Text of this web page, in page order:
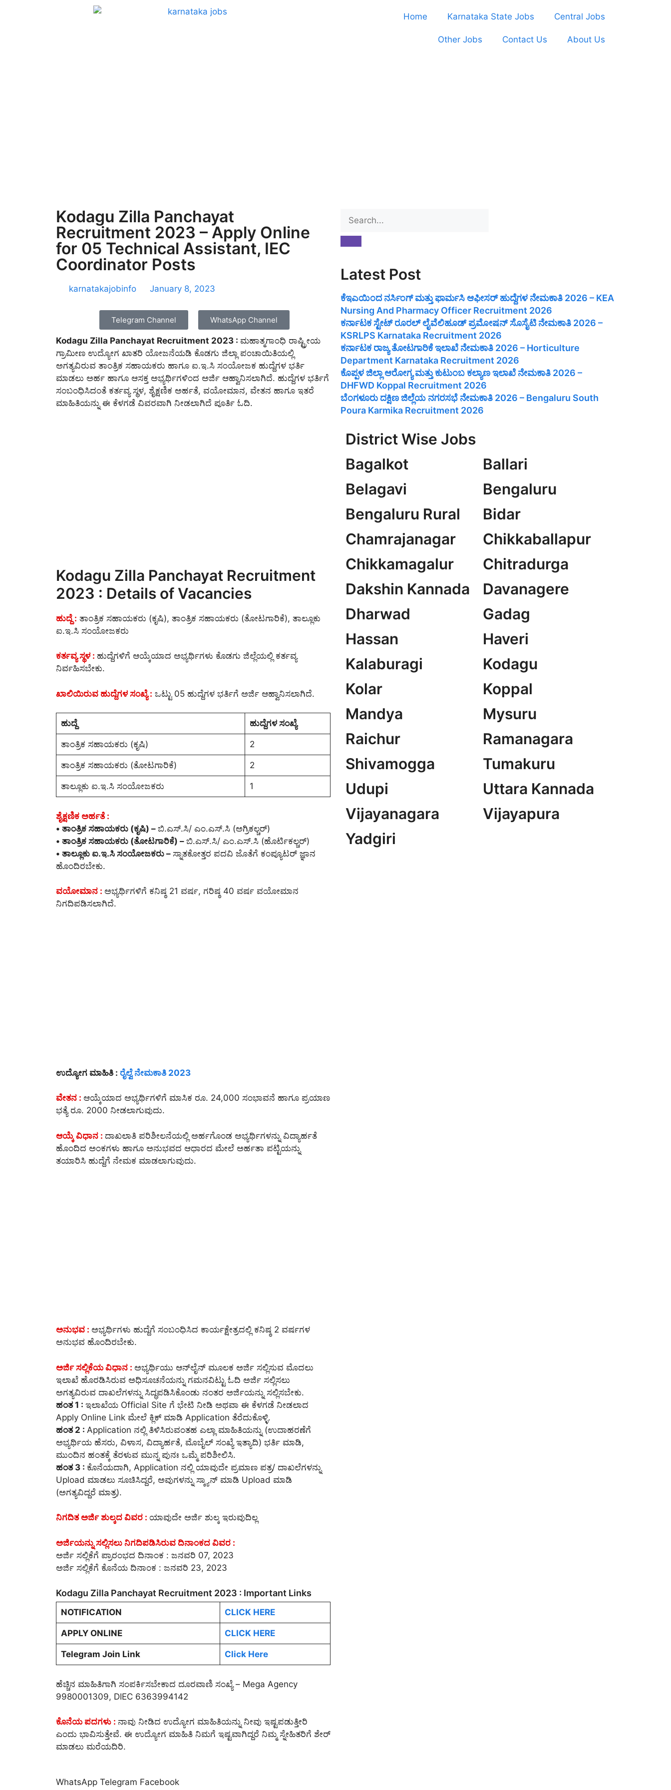
Home Karnataka State Jobs Central Jobs
Other Jobs Contact Us About Us
Kodagu Zilla Panchayat
Recruitment 2023 – Apply Online
for 05 Technical Assistant, IEC
Coordinator Posts
karnatakajobinfo January 8, 2023
Telegram Channel WhatsApp Channel
Kodagu Zilla Panchayat Recruitment 2023 : ಮಹಾತ್ಮಗಾಂಧಿ ರಾಷ್ಟ್ರೀಯ
ಗ್ರಾಮೀಣ ಉದ್ಯೋಗ ಖಾತರಿ ಯೋಜನೆಯಡಿ ಕೊಡಗು ಜಿಲ್ಲಾ ಪಂಚಾಯಿತಿಯಲ್ಲಿ
ಅಗತ್ಯವಿರುವ ತಾಂತ್ರಿಕ ಸಹಾಯಕರು ಹಾಗೂ ಐ.ಇ.ಸಿ ಸಂಯೋಜಕ ಹುದ್ದೆಗಳ ಭರ್ತಿ
ಮಾಡಲು ಅರ್ಹ ಹಾಗೂ ಆಸಕ್ತ ಅಭ್ಯರ್ಥಿಗಳಿಂದ ಅರ್ಜಿ ಆಹ್ವಾನಿಸಲಾಗಿದೆ. ಹುದ್ದೆಗಳ ಭರ್ತಿಗೆ
ಸಂಬಂಧಿಸಿದಂತೆ ಕರ್ತವ್ಯ ಸ್ಥಳ, ಶೈಕ್ಷಣಿಕ ಅರ್ಹತೆ, ವಯೋಮಾನ, ವೇತನ ಹಾಗೂ ಇತರೆ
ಮಾಹಿತಿಯನ್ನು ಈ ಕೆಳಗಡೆ ವಿವರವಾಗಿ ನೀಡಲಾಗಿದೆ ಪೂರ್ತಿ ಓದಿ.
Kodagu Zilla Panchayat Recruitment
2023 : Details of Vacancies
ಹುದ್ದೆ : ತಾಂತ್ರಿಕ ಸಹಾಯಕರು (ಕೃಷಿ), ತಾಂತ್ರಿಕ ಸಹಾಯಕರು (ತೋಟಗಾರಿಕೆ), ತಾಲ್ಲೂಕು
ಐ.ಇ.ಸಿ ಸಂಯೋಜಕರು
ಕರ್ತವ್ಯ ಸ್ಥಳ : ಹುದ್ದೆಗಳಿಗೆ ಆಯ್ಕೆಯಾದ ಅಭ್ಯರ್ಥಿಗಳು ಕೊಡಗು ಜಿಲ್ಲೆಯಲ್ಲಿ ಕರ್ತವ್ಯ
ನಿರ್ವಹಿಸಬೇಕು.
ಖಾಲಿಯಿರುವ ಹುದ್ದೆಗಳ ಸಂಖ್ಯೆ : ಒಟ್ಟು 05 ಹುದ್ದೆಗಳ ಭರ್ತಿಗೆ ಅರ್ಜಿ ಆಹ್ವಾನಿಸಲಾಗಿದೆ.
ಹುದ್ದೆ ಹುದ್ದೆಗಳ ಸಂಖ್ಯೆ
ತಾಂತ್ರಿಕ ಸಹಾಯಕರು (ಕೃಷಿ) 2
ತಾಂತ್ರಿಕ ಸಹಾಯಕರು (ತೋಟಗಾರಿಕೆ) 2
ತಾಲ್ಲೂಕು ಐ.ಇ.ಸಿ ಸಂಯೋಜಕರು 1
ಶೈಕ್ಷಣಿಕ ಅರ್ಹತೆ :
• ತಾಂತ್ರಿಕ ಸಹಾಯಕರು (ಕೃಷಿ) – ಬಿ.ಎಸ್.ಸಿ/ ಎಂ.ಎಸ್.ಸಿ (ಅಗ್ರಿಕಲ್ಚರ್)
• ತಾಂತ್ರಿಕ ಸಹಾಯಕರು (ತೋಟಗಾರಿಕೆ) – ಬಿ.ಎಸ್.ಸಿ/ ಎಂ.ಎಸ್.ಸಿ (ಹೊರ್ಟಿಕಲ್ಚರ್)
• ತಾಲ್ಲೂಕು ಐ.ಇ.ಸಿ ಸಂಯೋಜಕರು – ಸ್ನಾತಕೋತ್ತರ ಪದವಿ ಜೊತೆಗೆ ಕಂಪ್ಯೂಟರ್ ಜ್ಞಾನ
ಹೊಂದಿರಬೇಕು.
ವಯೋಮಾನ : ಅಭ್ಯರ್ಥಿಗಳಿಗೆ ಕನಿಷ್ಠ 21 ವರ್ಷ, ಗರಿಷ್ಠ 40 ವರ್ಷ ವಯೋಮಾನ
ನಿಗದಿಪಡಿಸಲಾಗಿದೆ.
ಉದ್ಯೋಗ ಮಾಹಿತಿ : ರೈಲ್ವೆ ನೇಮಕಾತಿ 2023
ವೇತನ : ಆಯ್ಕೆಯಾದ ಅಭ್ಯರ್ಥಿಗಳಿಗೆ ಮಾಸಿಕ ರೂ. 24,000 ಸಂಭಾವನೆ ಹಾಗೂ ಪ್ರಯಾಣ
ಭತ್ಯೆ ರೂ. 2000 ನೀಡಲಾಗುವುದು.
ಆಯ್ಕೆ ವಿಧಾನ : ದಾಖಲಾತಿ ಪರಿಶೀಲನೆಯಲ್ಲಿ ಅರ್ಹಗೊಂಡ ಅಭ್ಯರ್ಥಿಗಳನ್ನು ವಿದ್ಯಾರ್ಹತೆ
ಹೊಂದಿದ ಅಂಕಗಳು ಹಾಗೂ ಅನುಭವದ ಆಧಾರದ ಮೇಲೆ ಅರ್ಹತಾ ಪಟ್ಟಿಯನ್ನು
ತಯಾರಿಸಿ ಹುದ್ದೆಗೆ ನೇಮಕ ಮಾಡಲಾಗುವುದು.
ಅನುಭವ : ಅಭ್ಯರ್ಥಿಗಳು ಹುದ್ದೆಗೆ ಸಂಬಂಧಿಸಿದ ಕಾರ್ಯಕ್ಷೇತ್ರದಲ್ಲಿ ಕನಿಷ್ಠ 2 ವರ್ಷಗಳ
ಅನುಭವ ಹೊಂದಿರಬೇಕು.
ಅರ್ಜಿ ಸಲ್ಲಿಕೆಯ ವಿಧಾನ : ಅಭ್ಯರ್ಥಿಯು ಆನ್‌ಲೈನ್‌ ಮೂಲಕ ಅರ್ಜಿ ಸಲ್ಲಿಸುವ ಮೊದಲು
ಇಲಾಖೆ ಹೊರಡಿಸಿರುವ ಅಧಿಸೂಚನೆಯನ್ನು ಗಮನವಿಟ್ಟು ಓದಿ ಅರ್ಜಿ ಸಲ್ಲಿಸಲು
ಅಗತ್ಯವಿರುವ ದಾಖಲೆಗಳನ್ನು ಸಿದ್ಧಪಡಿಸಿಕೊಂಡು ನಂತರ ಅರ್ಜಿಯನ್ನು ಸಲ್ಲಿಸಬೇಕು.
ಹಂತ 1 : ಇಲಾಖೆಯ Official Site ಗೆ ಭೇಟಿ ನೀಡಿ ಅಥವಾ ಈ ಕೆಳಗಡೆ ನೀಡಲಾದ
Apply Online Link ಮೇಲೆ ಕ್ಲಿಕ್ ಮಾಡಿ Application ತೆರೆದುಕೊಳ್ಳಿ.
ಹಂತ 2 : Application ನಲ್ಲಿ ತಿಳಿಸಿರುವಂತಹ ಎಲ್ಲಾ ಮಾಹಿತಿಯನ್ನು (ಉದಾಹರಣೆಗೆ
ಅಭ್ಯರ್ಥಿಯ ಹೆಸರು, ವಿಳಾಸ, ವಿದ್ಯಾರ್ಹತೆ, ಮೊಬೈಲ್ ಸಂಖ್ಯೆ ಇತ್ಯಾದಿ) ಭರ್ತಿ ಮಾಡಿ,
ಮುಂದಿನ ಹಂತಕ್ಕೆ ತೆರಳುವ ಮುನ್ನ ಪುನಃ ಒಮ್ಮೆ ಪರಿಶೀಲಿಸಿ.
ಹಂತ 3 : ಕೊನೆಯದಾಗಿ, Application ನಲ್ಲಿ ಯಾವುದೇ ಪ್ರಮಾಣ ಪತ್ರ/ ದಾಖಲೆಗಳನ್ನು
Upload ಮಾಡಲು ಸೂಚಿಸಿದ್ದರೆ, ಅವುಗಳನ್ನು ಸ್ಕ್ಯಾನ್ ಮಾಡಿ Upload ಮಾಡಿ
(ಅಗತ್ಯವಿದ್ದರೆ ಮಾತ್ರ).
ನಿಗದಿತ ಅರ್ಜಿ ಶುಲ್ಕದ ವಿವರ : ಯಾವುದೇ ಅರ್ಜಿ ಶುಲ್ಕ ಇರುವುದಿಲ್ಲ
ಅರ್ಜಿಯನ್ನು ಸಲ್ಲಿಸಲು ನಿಗದಿಪಡಿಸಿರುವ ದಿನಾಂಕದ ವಿವರ :
ಅರ್ಜಿ ಸಲ್ಲಿಕೆಗೆ ಪ್ರಾರಂಭದ ದಿನಾಂಕ : ಜನವರಿ 07, 2023
ಅರ್ಜಿ ಸಲ್ಲಿಕೆಗೆ ಕೊನೆಯ ದಿನಾಂಕ : ಜನವರಿ 23, 2023
Kodagu Zilla Panchayat Recruitment 2023 : Important Links
NOTIFICATION CLICK HERE
APPLY ONLINE CLICK HERE
Telegram Join Link Click Here
ಹೆಚ್ಚಿನ ಮಾಹಿತಿಗಾಗಿ ಸಂಪರ್ಕಿಸಬೇಕಾದ ದೂರವಾಣಿ ಸಂಖ್ಯೆ – Mega Agency
9980001309, DIEC 6363994142
ಕೊನೆಯ ಪದಗಳು : ನಾವು ನೀಡಿದ ಉದ್ಯೋಗ ಮಾಹಿತಿಯನ್ನು ನೀವು ಇಷ್ಟಪಡುತ್ತೀರಿ
ಎಂದು ಭಾವಿಸುತ್ತೇವೆ. ಈ ಉದ್ಯೋಗ ಮಾಹಿತಿ ನಿಮಗೆ ಇಷ್ಟವಾಗಿದ್ದರೆ ನಿಮ್ಮ ಸ್ನೇಹಿತರಿಗೆ ಶೇರ್
ಮಾಡಲು ಮರೆಯದಿರಿ.
WhatsApp Telegram Facebook
Latest Post
ಕೆಇಎಯಿಂದ ನರ್ಸಿಂಗ್ ಮತ್ತು ಫಾರ್ಮಸಿ ಆಫೀಸರ್ ಹುದ್ದೆಗಳ ನೇಮಕಾತಿ 2026 – KEA
Nursing And Pharmacy Officer Recruitment 2026
ಕರ್ನಾಟಕ ಸ್ಟೇಟ್ ರೂರಲ್ ಲೈವೆಲಿಹೂಡ್ ಪ್ರಮೋಷನ್ ಸೊಸೈಟಿ ನೇಮಕಾತಿ 2026 –
KSRLPS Karnataka Recruitment 2026
ಕರ್ನಾಟಕ ರಾಜ್ಯ ತೋಟಗಾರಿಕೆ ಇಲಾಖೆ ನೇಮಕಾತಿ 2026 – Horticulture
Department Karnataka Recruitment 2026
ಕೊಪ್ಪಳ ಜಿಲ್ಲಾ ಆರೋಗ್ಯ ಮತ್ತು ಕುಟುಂಬ ಕಲ್ಯಾಣ ಇಲಾಖೆ ನೇಮಕಾತಿ 2026 –
DHFWD Koppal Recruitment 2026
ಬೆಂಗಳೂರು ದಕ್ಷಿಣ ಜಿಲ್ಲೆಯ ನಗರಸಭೆ ನೇಮಕಾತಿ 2026 – Bengaluru South
Poura Karmika Recruitment 2026
District Wise Jobs
Bagalkot
Ballari
Belagavi
Bengaluru
Bengaluru Rural
Bidar
Chamrajanagar
Chikkaballapur
Chikkamagalur
Chitradurga
Dakshin Kannada
Davanagere
Dharwad
Gadag
Hassan
Haveri
Kalaburagi
Kodagu
Kolar
Koppal
Mandya
Mysuru
Raichur
Ramanagara
Shivamogga
Tumakuru
Udupi
Uttara Kannada
Vijayanagara
Vijayapura
Yadgiri